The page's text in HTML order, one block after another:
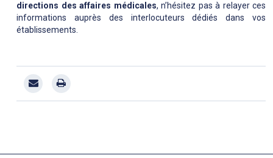
directions des affaires médicales, n’hésitez pas à relayer ces
informations auprès des interlocuteurs dédiés dans vos
établissements.